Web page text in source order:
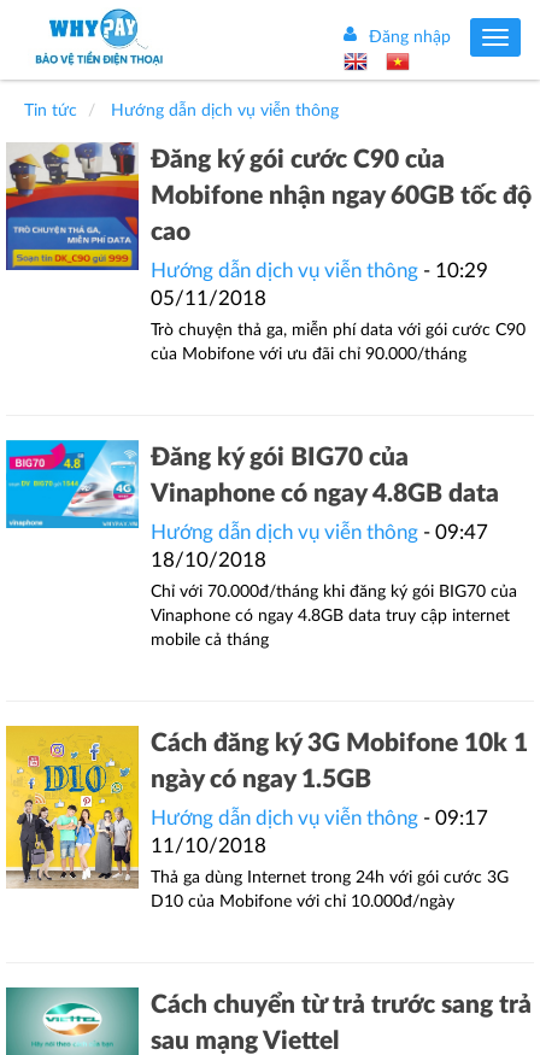
Toggle
Đăng nhập
Tin tức Hướng dẫn dịch vụ viễn thông
Đăng ký gói cước C90 của
Mobifone nhận ngay 60GB tốc độ
cao
Hướng dẫn dịch vụ viễn thông - 10:29
05/11/2018
Trò chuyện thả ga, miễn phí data với gói cước C90
của Mobifone với ưu đãi chỉ 90.000/tháng
Đăng ký gói BIG70 của
Vinaphone có ngay 4.8GB data
Hướng dẫn dịch vụ viễn thông - 09:47
18/10/2018
Chỉ với 70.000đ/tháng khi đăng ký gói BIG70 của
Vinaphone có ngay 4.8GB data truy cập internet
mobile cả tháng
Cách đăng ký 3G Mobifone 10k 1
ngày có ngay 1.5GB
Hướng dẫn dịch vụ viễn thông - 09:17
11/10/2018
Thả ga dùng Internet trong 24h với gói cước 3G
D10 của Mobifone với chỉ 10.000đ/ngày
Cách chuyển từ trả trước sang trả
sau mạng Viettel